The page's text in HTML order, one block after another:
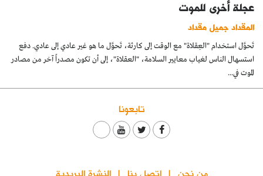
عجلة أخرى للموت
المقداد جميل مقداد
تَحوَّل استخدام "العِقلاة" مع الوقت إلى كارثة، تَحوَّل ما هو غير عادي إلى عادي. دفع
استسهال الناس لغياب معايير السلامة، "العقلاة"، إلى أن تكون مصدراً آخر من مصادر
الموت في...
تابعونا
من نحن اتصل بنا النشرة البريدية